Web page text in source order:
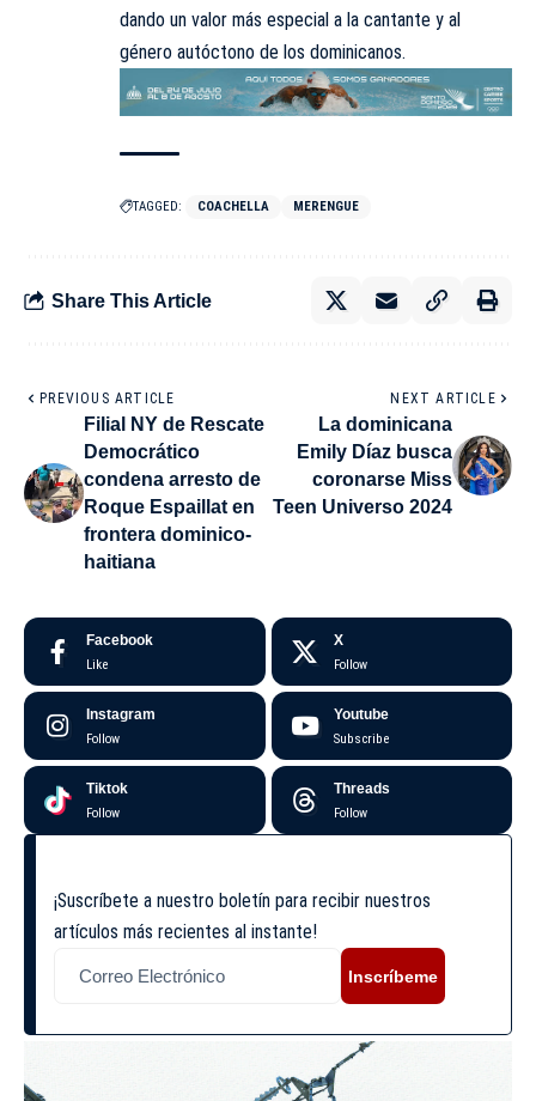
dando un valor más especial a la cantante y al
género autóctono de los dominicanos.
TAGGED: COACHELLA MERENGUE
Share This Article
PREVIOUS ARTICLE
Filial NY de Rescate
Democrático
condena arresto de
Roque Espaillat en
frontera dominico-
haitiana
NEXT ARTICLE
La dominicana
Emily Díaz busca
coronarse Miss
Teen Universo 2024
Facebook
Like
X
Follow
Instagram
Follow
Youtube
Subscribe
Tiktok
Follow
Threads
Follow
¡Suscríbete a nuestro boletín para recibir nuestros
artículos más recientes al instante!
Inscríbeme